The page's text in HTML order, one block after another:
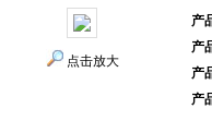
点击放大
产
产
产
产